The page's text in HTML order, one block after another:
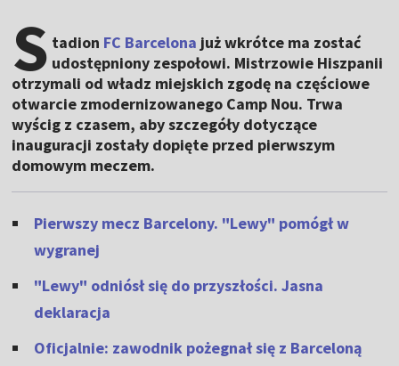
S tadion FC Barcelona już wkrótce ma zostać
udostępniony zespołowi. Mistrzowie Hiszpanii
otrzymali od władz miejskich zgodę na częściowe
otwarcie zmodernizowanego Camp Nou. Trwa
wyścig z czasem, aby szczegóły dotyczące
inauguracji zostały dopięte przed pierwszym
domowym meczem.
Pierwszy mecz Barcelony. "Lewy" pomógł w
wygranej
"Lewy" odniósł się do przyszłości. Jasna
deklaracja
Oficjalnie: zawodnik pożegnał się z Barceloną